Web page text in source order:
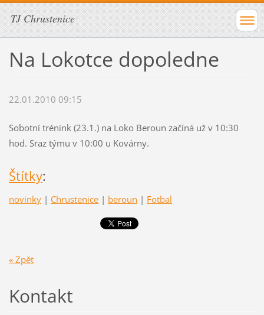
TJ Chrustenice
Na Lokotce dopoledne
22.01.2010 09:15
Sobotní trénink (23.1.) na Loko Beroun začíná už v 10:30
hod. Sraz týmu v 10:00 u Kovárny.
Štítky:
novinky | Chrustenice | beroun | Fotbal
« Zpět
Kontakt